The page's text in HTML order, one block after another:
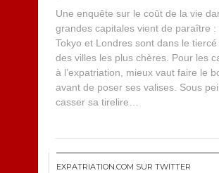
Une enquête sur le coût de la vie
grandes capitales vient de paraître :
Tokyo et Londres sont dans le
des villes les plus chères. Pour les
à l’expatriation, mieux vaut faire le
avant de poser ses valises. Sous
casser sa tirelire…
EXPATRIATION.COM SUR TWITTER